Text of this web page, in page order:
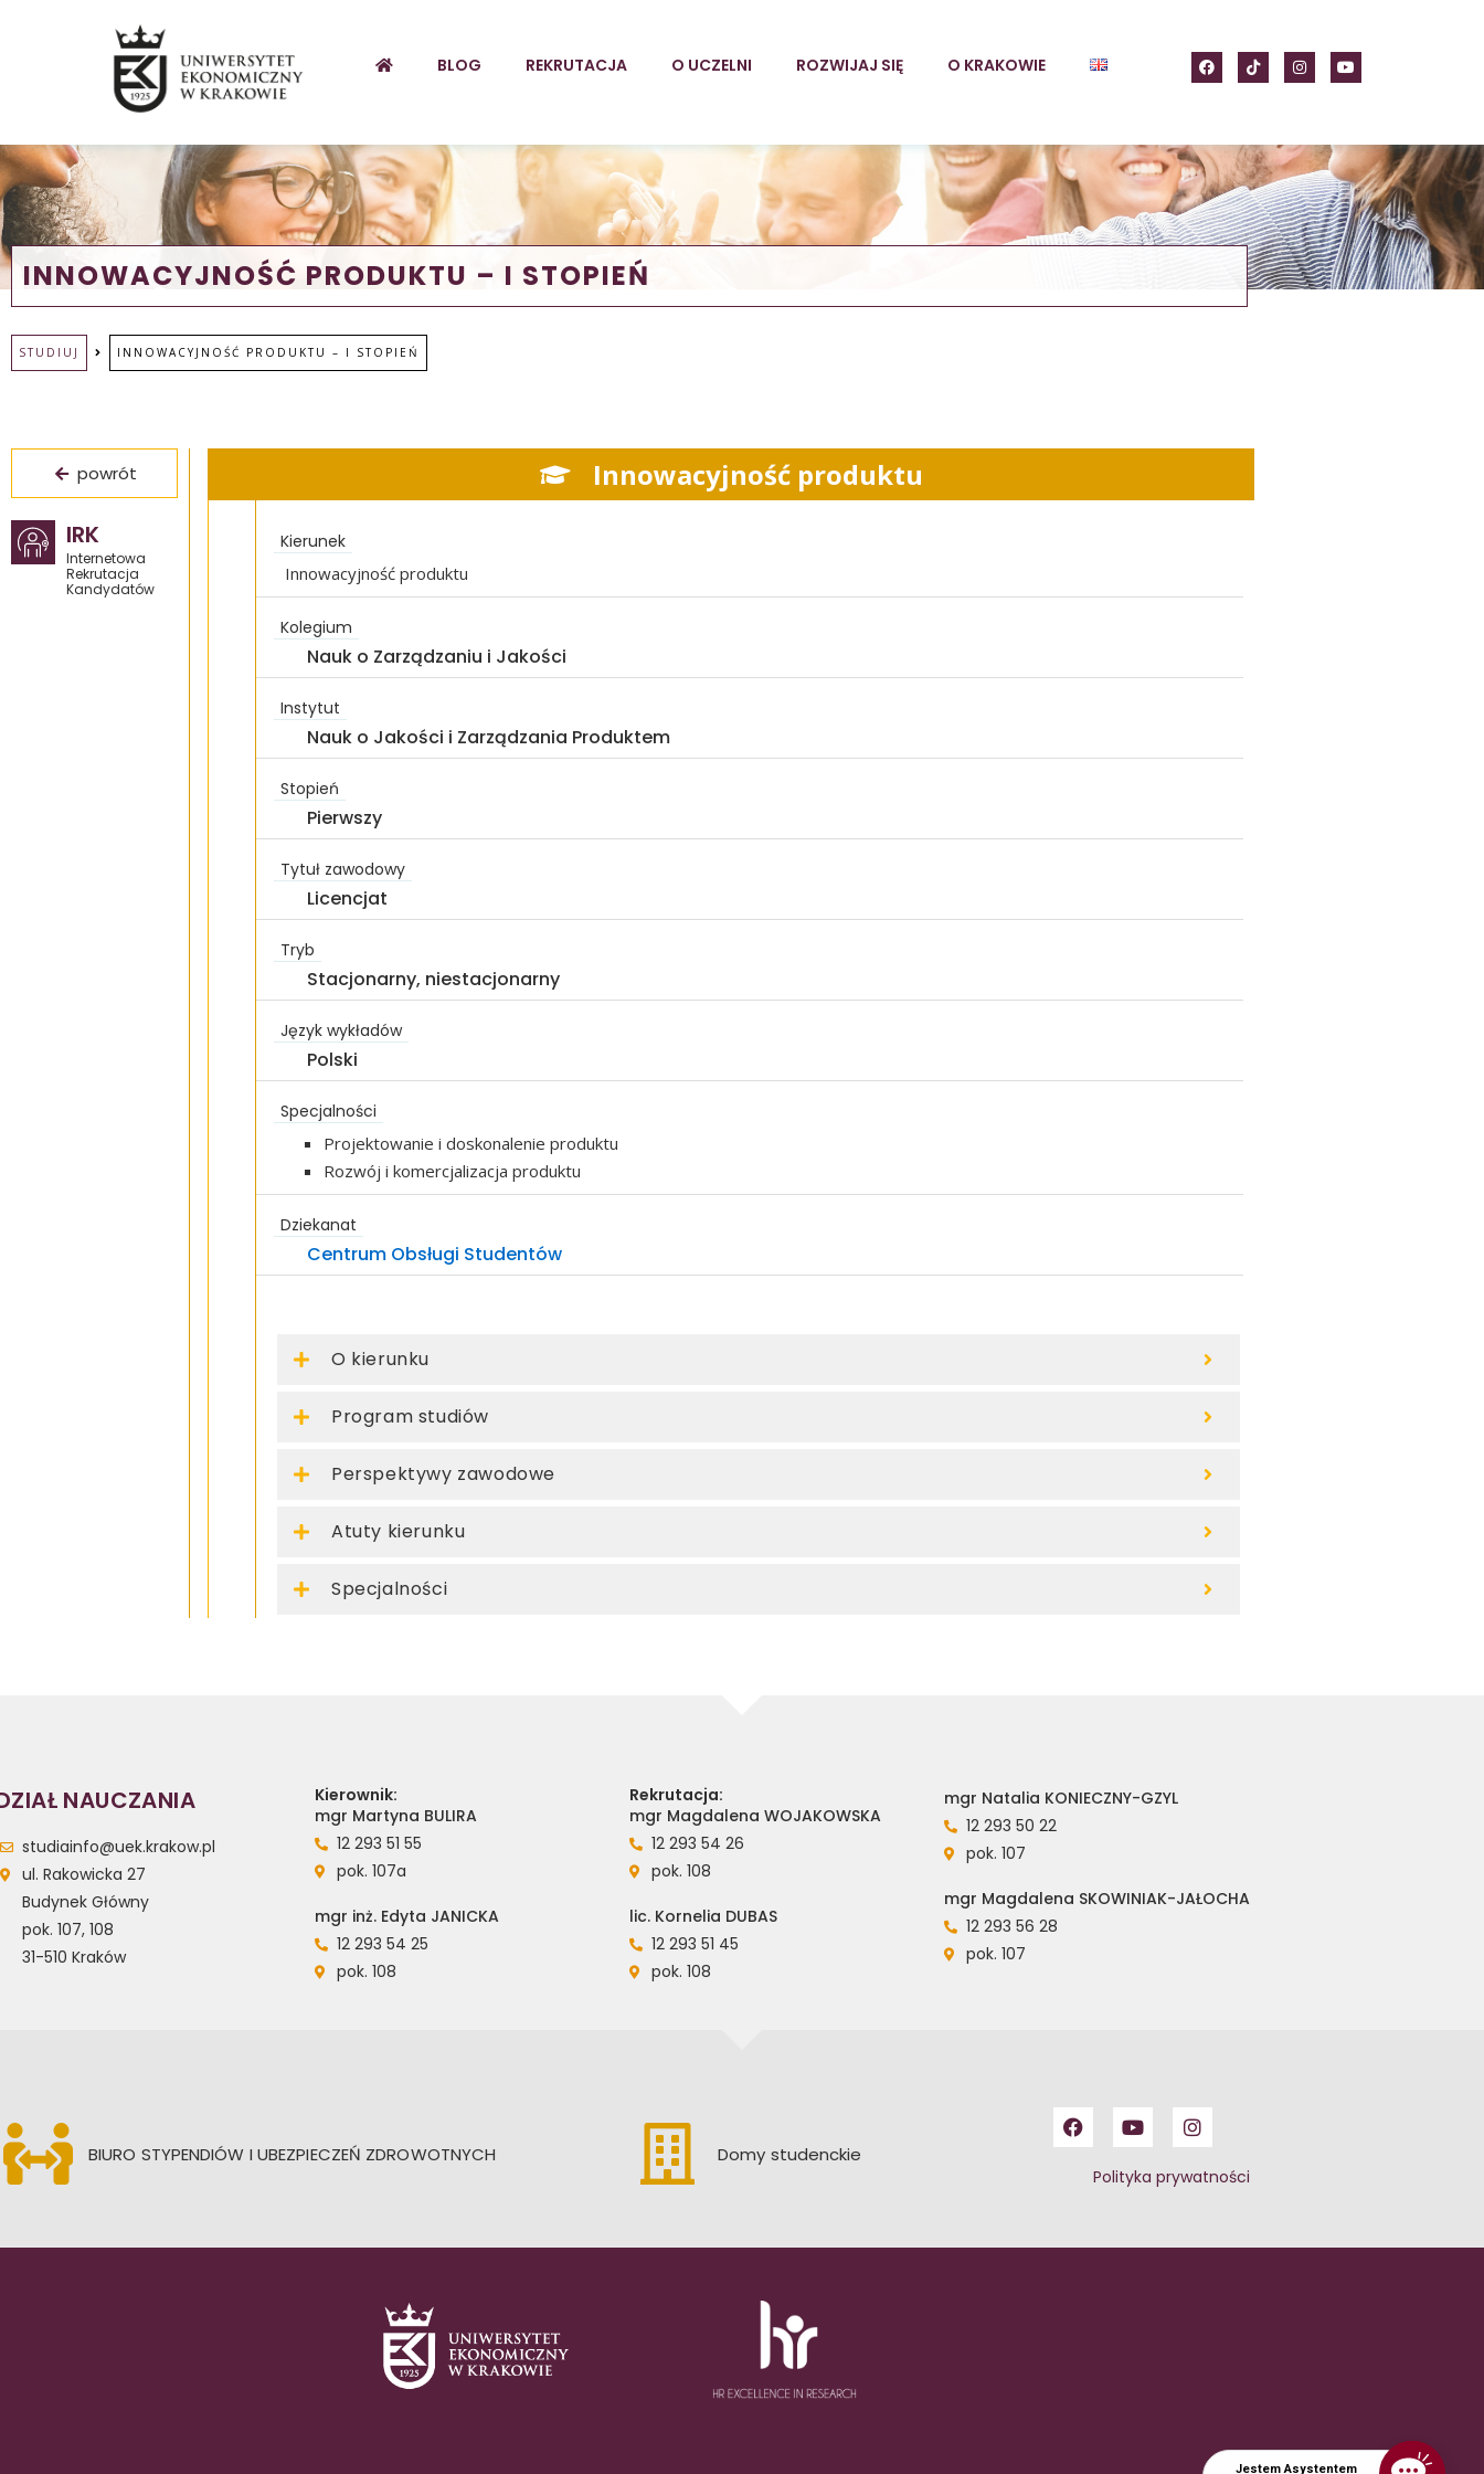
BLOG REKRUTACJA O UCZELNI ROZWIJAJ SIĘ O KRAKOWIE
INNOWACYJNOŚĆ PRODUKTU – I STOPIEŃ
STUDIUJ INNOWACYJNOŚĆ PRODUKTU – I STOPIEŃ
powrót
IRK
Internetowa
Rekrutacja
Kandydatów
Innowacyjność produktu
Kierunek
Innowacyjność produktu
Kolegium
Nauk o Zarządzaniu i Jakości
Instytut
Nauk o Jakości i Zarządzania Produktem
Stopień
Pierwszy
Tytuł zawodowy
Licencjat
Tryb
Stacjonarny, niestacjonarny
Język wykładów
Polski
Specjalności
Projektowanie i doskonalenie produktu
Rozwój i komercjalizacja produktu
Dziekanat
Centrum Obsługi Studentów
O kierunku
Program studiów
Perspektywy zawodowe
Atuty kierunku
Specjalności
NAUCZANIA
studiainfo@uek.krakow.pl
ul. Rakowicka 27
Budynek Główny
pok. 107, 108
31-510 Kraków
Kierownik:
mgr Martyna BULIRA
12 293 51 55
pok. 107a
mgr inż. Edyta JANICKA
12 293 54 25
pok. 108
Rekrutacja:
mgr Magdalena WOJAKOWSKA
12 293 54 26
pok. 108
lic. Kornelia DUBAS
12 293 51 45
pok. 108
mgr Natalia KONIECZNY-GZYL
12 293 50 22
pok. 107
mgr Magdalena SKOWINIAK-JAŁOCHA
12 293 56 28
pok. 107
BIURO STYPENDIÓW I UBEZPIECZEŃ ZDROWOTNYCH Domy studenckie
Polityka prywatności